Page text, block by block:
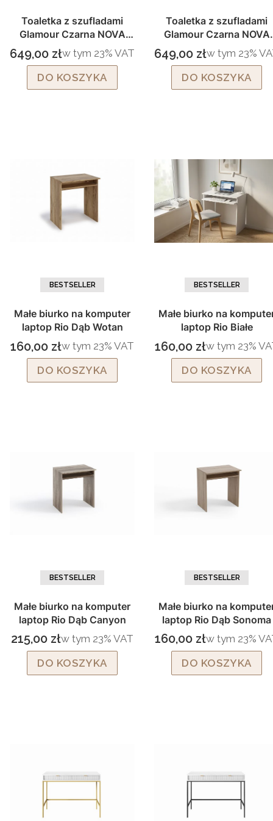
Toaletka z szufladami
Glamour Czarna NOVA
czarny stelaż
Cena brutto
649,00 złw tym %s VAT
w tym 23% VAT
DO KOSZYKA
Toaletka z szufladami
Glamour Czarna NOVA
złoty stelaż
Cena brutto
649,00 złw tym %s VAT
w tym 23%
DO KOSZYKA
BESTSELLER
Małe biurko na komputer
laptop Rio Dąb Wotan
Cena brutto
160,00 złw tym %s VAT
w tym 23% VAT
DO KOSZYKA
BESTSELLER
Małe biurko na
laptop Rio Białe
Cena brutto
160,00 złw tym %s VAT
w tym 23%
DO KOSZYKA
BESTSELLER
Małe biurko na komputer
laptop Rio Dąb Canyon
Cena brutto
215,00 złw tym %s VAT
w tym 23% VAT
DO KOSZYKA
BESTSELLER
Małe biurko na
laptop Rio Dąb Sonoma
Cena brutto
160,00 złw tym %s VAT
w tym 23%
DO KOSZYKA